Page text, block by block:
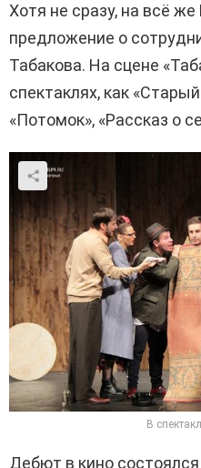
Хотя не сразу, на всё
предложение о
Табакова. На сцене
спектаклях, как
«Потомок», «Рассказ о
В
Дебют в кино